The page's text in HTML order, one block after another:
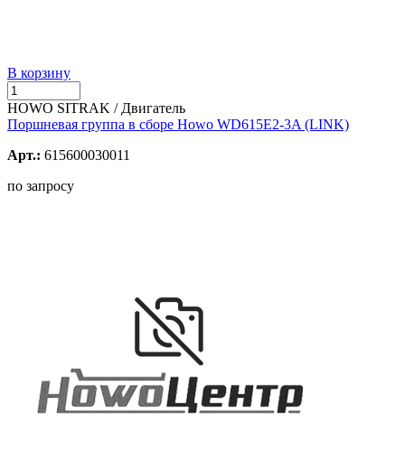
В корзину
HOWO SITRAK / Двигатель
Поршневая группа в сборе Howo WD615E2-3A (LINK)
Арт.: 615600030011
по запросу